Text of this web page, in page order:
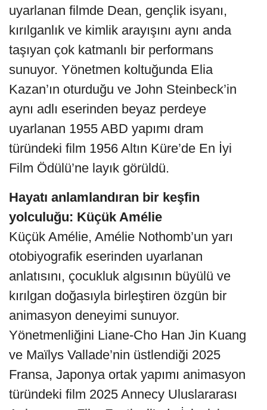
uyarlanan filmde Dean, gençlik isyanı,
kırılganlık ve kimlik arayışını aynı anda
taşıyan çok katmanlı bir performans
sunuyor. Yönetmen koltuğunda Elia
Kazan’ın oturduğu ve John Steinbeck’in
aynı adlı eserinden beyaz perdeye
uyarlanan 1955 ABD yapımı dram
türündeki film 1956 Altın Küre’de En İyi
Film Ödülü’ne layık görüldü.
Hayatı anlamlandıran bir keşfin
yolculuğu: Küçük Amélie
Küçük Amélie, Amélie Nothomb’un yarı
otobiyografik eserinden uyarlanan
anlatısını, çocukluk algısının büyülü ve
kırılgan doğasıyla birleştiren özgün bir
animasyon deneyimi sunuyor.
Yönetmenliğini Liane-Cho Han Jin Kuang
ve Maïlys Vallade’nin üstlendiği 2025
Fransa, Japonya ortak yapımı animasyon
türündeki film 2025 Annecy Uluslararası